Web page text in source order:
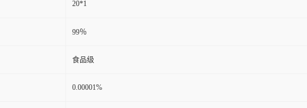
20*1
99％
食品级
0.00001%